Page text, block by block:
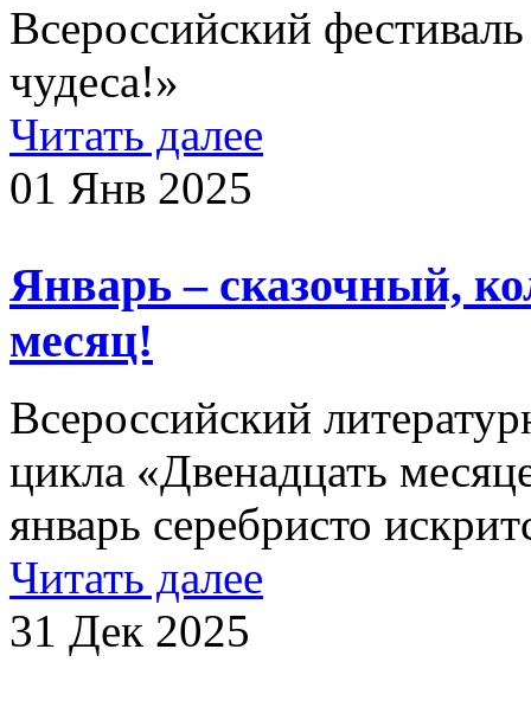
Всероссийский
чудеса!»
Читать далее
01 Янв 2025
Январь – сказочный,
месяц!
Всероссийский
цикла «Двенадцать
январь серебристо
Читать далее
31 Дек 2025